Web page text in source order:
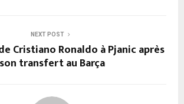
NEXT POST
Cristiano Ronaldo à Pjanic après
son transfert au Barça